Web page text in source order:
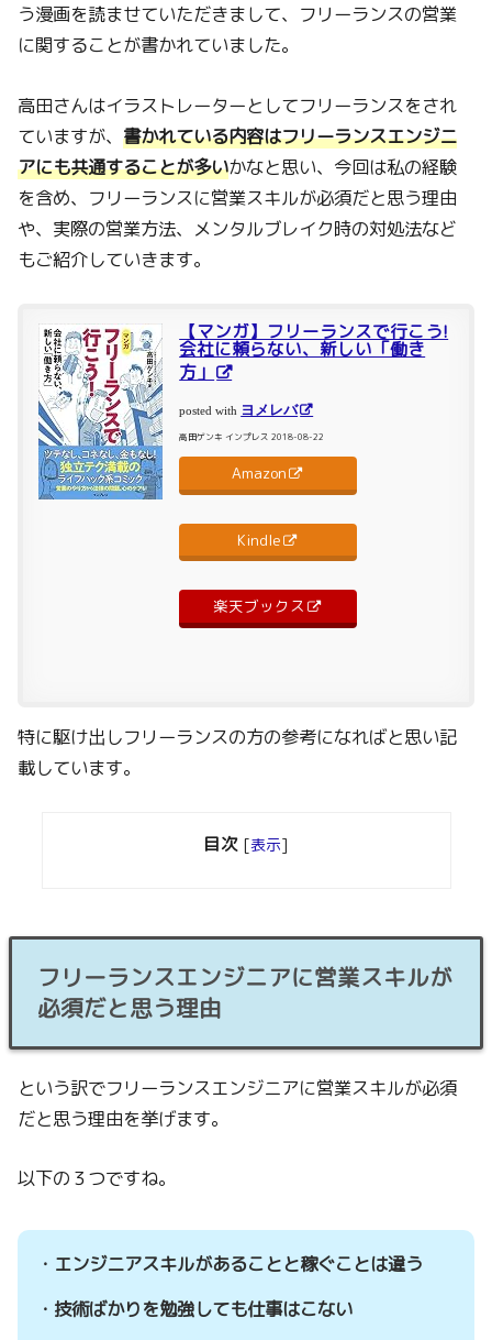
う漫画を読ませていただきまして、フリーランスの営業
に関することが書かれていました。
高田さんはイラストレーターとしてフリーランスをされ
ていますが、書かれている内容はフリーランスエンジニ
アにも共通することが多いかなと思い、今回は私の経験
を含め、フリーランスに営業スキルが必須だと思う理由
や、実際の営業方法、メンタルブレイク時の対処法など
もご紹介していきます。
【マンガ】フリーランスで行こう!
会社に頼らない、新しい「働き
方」
posted with ヨメレバ
高田ゲンキ インプレス 2018-08-22
Amazon
Kindle
楽天ブックス
特に駆け出しフリーランスの方の参考になればと思い記
載しています。
目次 [表示]
フリーランスエンジニアに営業スキルが
必須だと思う理由
という訳でフリーランスエンジニアに営業スキルが必須
だと思う理由を挙げます。
以下の３つですね。
・エンジニアスキルがあることと稼ぐことは違う
・技術ばかりを勉強しても仕事はこない